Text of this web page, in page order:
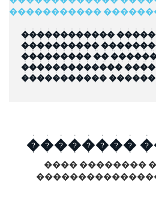
������������ �����
����������
��������� ��
�������������
�����������
��������
���� ��������